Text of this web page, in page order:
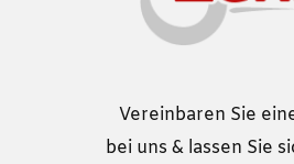
Vereinbaren Sie
bei uns & lassen Sie